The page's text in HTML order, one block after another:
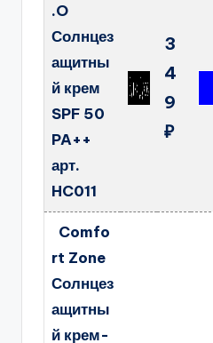
.O
Солнцез
ащитны
й крем
SPF 50
PA++
арт.
HC011
3
4
9
₽
Comfo
rt Zone
Солнцез
ащитны
й крем-